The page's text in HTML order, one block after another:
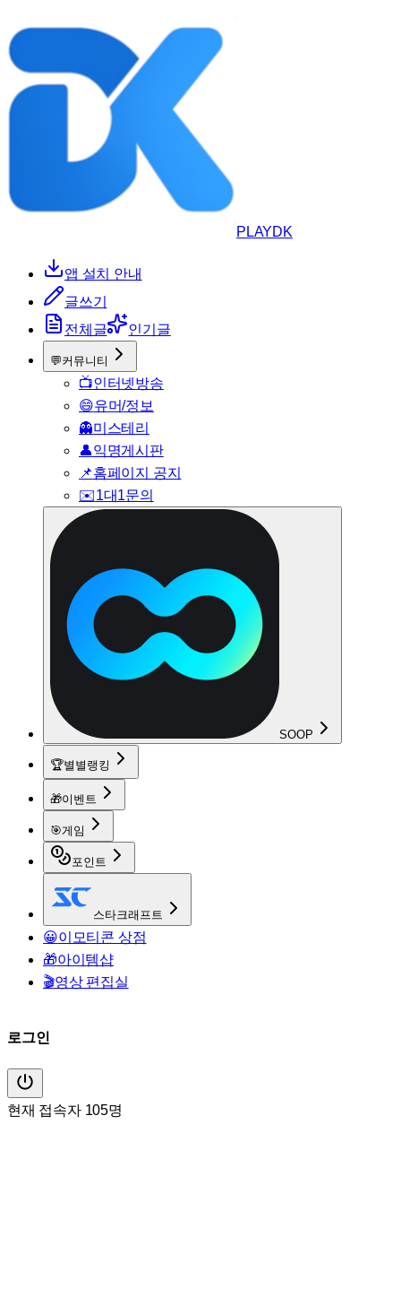
PLAYDK
앱 설치 안내
글쓰기
전체글
인기글
💬커뮤니티
📺인터넷방송
😄유머/정보
👻미스테리
👤익명게시판
📌홈페이지 공지
✉️1대1문의
SOOP
🏆별별랭킹
🎁이벤트
🎯게임
포인트
스타크래프트
😀이모티콘 상점
🎁아이템샵
🎬영상 편집실
로그인
현재 접속자 105명